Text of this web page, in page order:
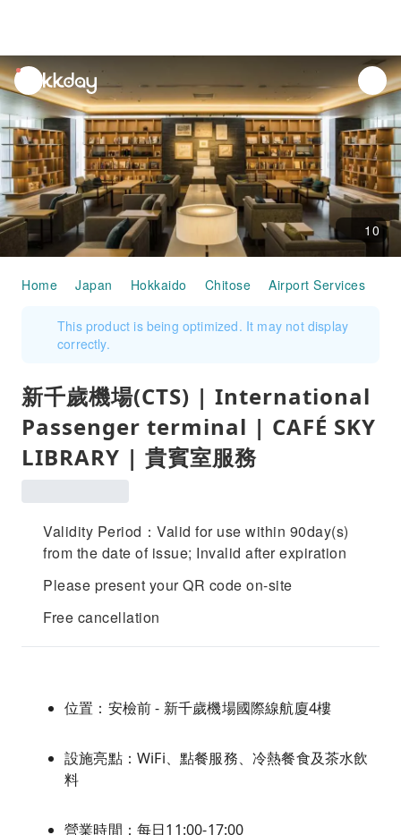
unread
notifications
10
Home Japan Hokkaido Chitose Airport Services
This product is being optimized. It may not display
correctly.
新千歲機場(CTS) | International
Passenger terminal | CAFÉ SKY
LIBRARY | 貴賓室服務
Validity Period：Valid for use within 90day(s)
from the date of issue; Invalid after expiration
Please present your QR code on-site
Free cancellation
位置：安檢前 - 新千歲機場國際線航廈4樓
設施亮點：WiFi、點餐服務、冷熱餐食及茶水飲
料
營業時間：每日11:00-17:00